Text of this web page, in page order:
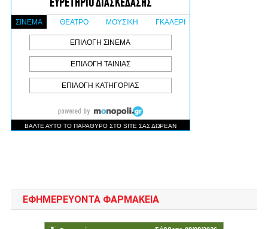
ΕΦΗΜΕΡΕΥΟΝΤΑ ΦΑΡΜΑΚΕΙΑ